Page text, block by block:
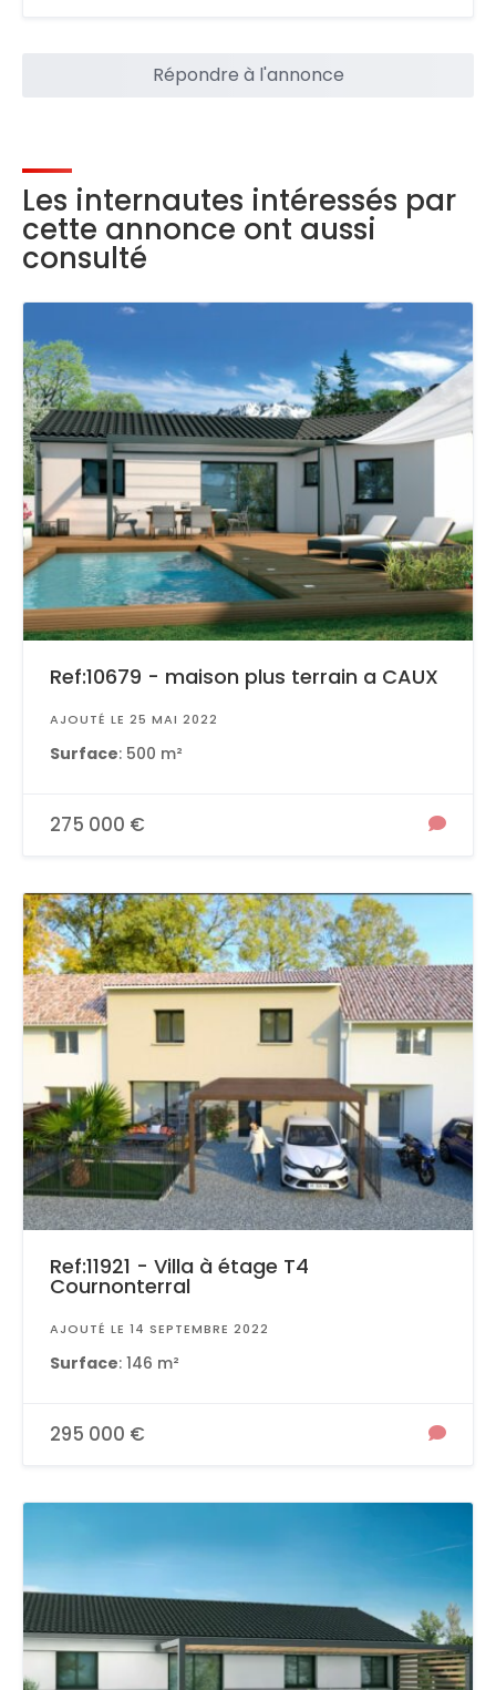
Répondre à l'annonce
Les internautes intéressés par
cette annonce ont aussi
consulté
Ref:10679 - maison plus terrain a CAUX
AJOUTÉ LE 25 MAI 2022
Surface: 500 m²
275 000 €
Ref:11921 - Villa à étage T4
Cournonterral
AJOUTÉ LE 14 SEPTEMBRE 2022
Surface: 146 m²
295 000 €